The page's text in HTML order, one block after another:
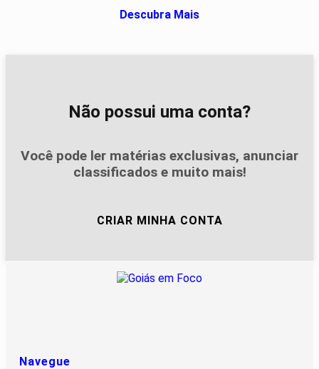
Descubra Mais
Não possui uma conta?
Você pode ler matérias exclusivas, anunciar
classificados e muito mais!
CRIAR MINHA CONTA
Navegue